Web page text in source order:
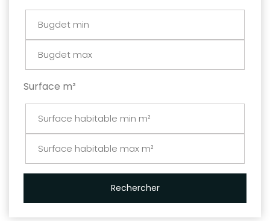
Surface m²
Rechercher